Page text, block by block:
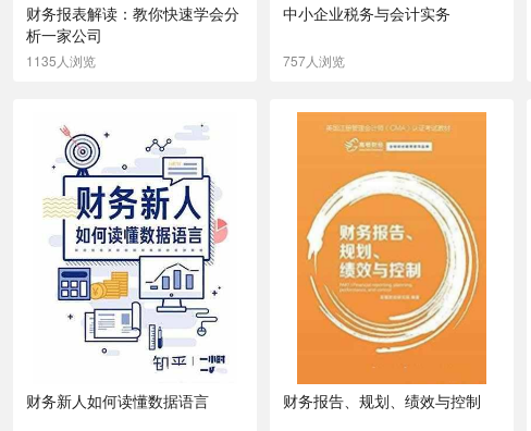
财务报表解读：教你快速学会分
析一家公司
1135人浏览
中小企业税务与会计实务
757人浏览
财务新人如何读懂数据语言 财务报告、规划、绩效与控制